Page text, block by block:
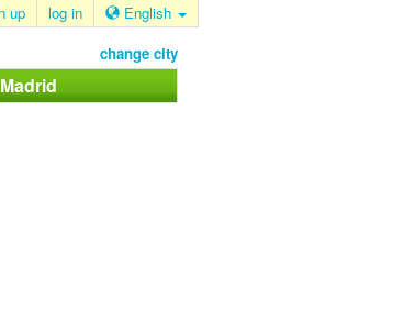
up log in English
change city